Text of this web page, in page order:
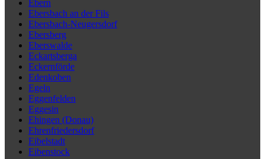
Ebern
Ebersbach an der Fils
Ebersbach-Neugersdorf
Ebersberg
Eberswalde
Eckartsberga
Eckernförde
Edenkoben
Egeln
Eggenfelden
Eggesin
Ehingen (Donau)
Ehrenfriedersdorf
Eibelstadt
Eibenstock